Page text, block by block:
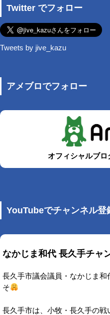
Twitter でフォロー
Tweets by jive_kazu
アメブロでフォロー
オフィシャルブ
YouTubeでチャンネル登
なかじま和代 長久手チャ
長久手市議会議員・なかじま和
そ
長久手市は、小牧・長久手の